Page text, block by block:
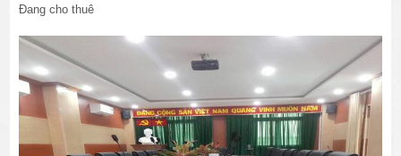
Đang cho thuê